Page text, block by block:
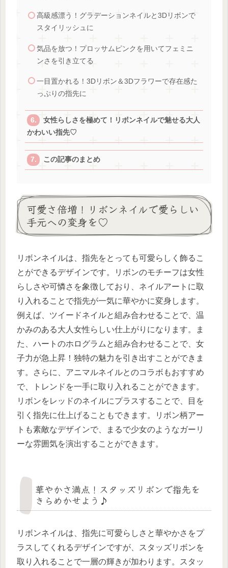
高級感漂う！グラデーションネイルと3Dリボンで
スタイリッシュに
気品を放つ！プロッサムピンクを用いてフェミニ
ンさを引き立てる
一目置かれる！3Dリボン＆3Dフラワーで存在感た
っぷりの指先に
女性らしさを極めて！リボンネイルで魅せる大人
かわいい指先♡
この記事のまとめ
可愛さ倍増！リボンネイルで愛らしい
手元への変身を♡
リボンネイルは、指先をとっても可愛らしく飾るこ
とができるデザインです。リボンのモチーフは女性
らしさや可憐さを象徴しており、ネイルアートに取
り入れることで指先が一気に華やかに変身します。
例えば、ツイードネイルと組み合わせることで、温
かみのある大人女性らしい仕上がりになります。ま
た、ハートのホログラムと組み合わせることで、女
子力が急上昇！独特の魅力を引き出すことができま
す。さらに、アニマルネイルとのコラボもおすすめ
で、トレンドを一手に取り入れることができます。
リボンをレッドのネイルにプラスすることで、目を
引く指先に仕上げることもできます。リボン柄アー
トも素敵なデザインで、まるで少女のようなガーリ
ーな雰囲気を演出することができます。
華やかさ満点！スタッズリボンで指先を
きらめかせよう♪
リボンネイルは、指先に可愛らしさと華やかさをプ
ラスしてくれるデザインですが、スタッズリボンを
取り入れることで一層の輝きが加わります。スタッ